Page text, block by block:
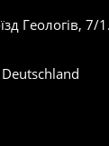
Геологів, 7/1.